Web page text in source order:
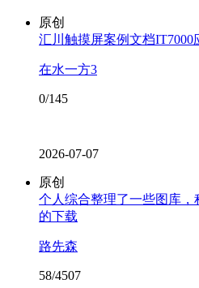
原创
汇川触摸屏案例文档IT7000
在水一方3
0/145
2026-07-07
原创
个人综合整理了一些图库
的下载
路先森
58/4507